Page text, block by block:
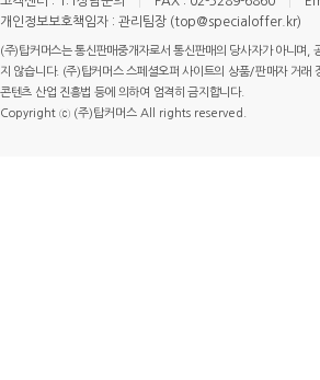
개인정보보호책임자 : 관리팀장 (top@specialoffer.kr)
(주)탑커머스는 통신판매중개자로서 통신판매의 당사자가 아니며,
지 않습니다. (주)탑커머스 스페셜오퍼 사이트의 상품/판매자 거
콘텐츠 산업 진흥법 등에 의하여 엄격히 금지합니다.
Copyright ⓒ (주)탑커머스 All rights reserved.